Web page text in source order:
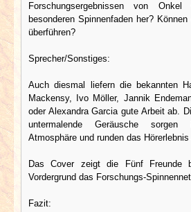
Forschungsergebnissen von
besonderen Spinnenfaden her?
überführen?
Sprecher/Sonstiges:
Auch diesmal liefern die bekannten
Mackensy, Ivo Möller, Jannik
oder Alexandra Garcia gute Arbeit ab.
untermalende Geräusche
Atmosphäre und runden das Hörerlebnis
Das Cover zeigt die Fünf Freunde
Vordergrund das Forschungs-
Fazit: